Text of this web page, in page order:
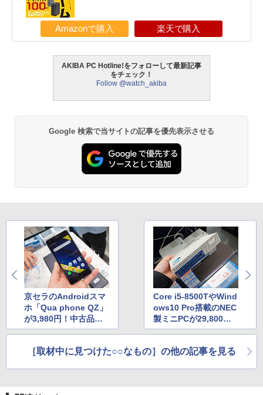
Amazonで購入 楽天で購入
AKIBA PC Hotline!をフォローして最新記事
をチェック！
Follow @watch_akiba
Google 検索で当サイトの記事を優先表示させる
京セラのAndroidスマ
ホ「Qua phone QZ」
が3,980円！中古品が
大量入荷
Core i5-8500TやWind
ows10 Pro搭載のNEC
製ミニPCが29,800
円！中古品セール
［取材中に見つけた○○なもの］の他の記事を見る